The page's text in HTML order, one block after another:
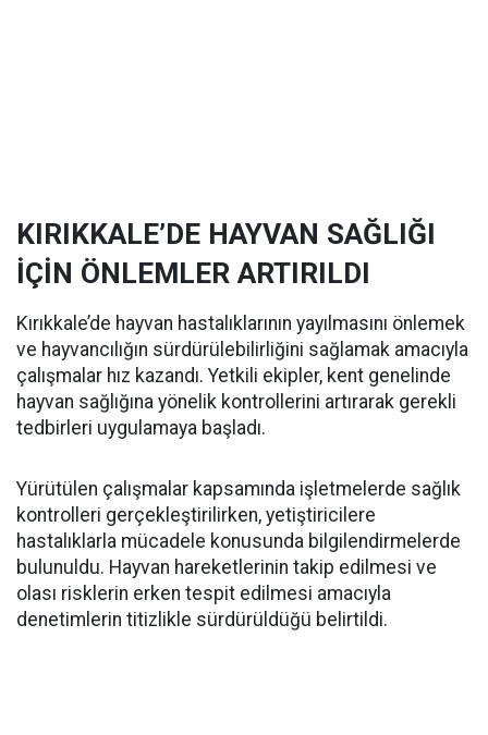
KIRIKKALE’DE HAYVAN SAĞLIĞI
İÇİN ÖNLEMLER ARTIRILDI
Kırıkkale’de hayvan hastalıklarının yayılmasını önlemek
ve hayvancılığın sürdürülebilirliğini sağlamak amacıyla
çalışmalar hız kazandı. Yetkili ekipler, kent genelinde
hayvan sağlığına yönelik kontrollerini artırarak gerekli
tedbirleri uygulamaya başladı.
Yürütülen çalışmalar kapsamında işletmelerde sağlık
kontrolleri gerçekleştirilirken, yetiştiricilere
hastalıklarla mücadele konusunda bilgilendirmelerde
bulunuldu. Hayvan hareketlerinin takip edilmesi ve
olası risklerin erken tespit edilmesi amacıyla
denetimlerin titizlikle sürdürüldüğü belirtildi.